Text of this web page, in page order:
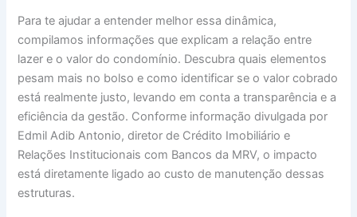
Para te ajudar a entender melhor essa dinâmica,
compilamos informações que explicam a relação entre
lazer e o valor do condomínio. Descubra quais elementos
pesam mais no bolso e como identificar se o valor cobrado
está realmente justo, levando em conta a transparência e a
eficiência da gestão. Conforme informação divulgada por
Edmil Adib Antonio, diretor de Crédito Imobiliário e
Relações Institucionais com Bancos da MRV, o impacto
está diretamente ligado ao custo de manutenção dessas
estruturas.